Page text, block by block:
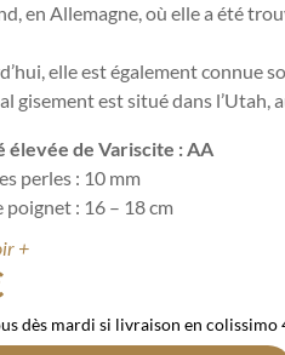
en Allemagne, où elle a été
elle est également connue
gisement est situé dans l’Utah,
élevée de Variscite : AA
perles : 10 mm
poignet : 16 – 18 cm
+
dès mardi si livraison en colissimo